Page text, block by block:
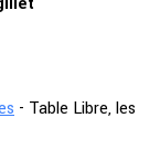
- Table Libre, les